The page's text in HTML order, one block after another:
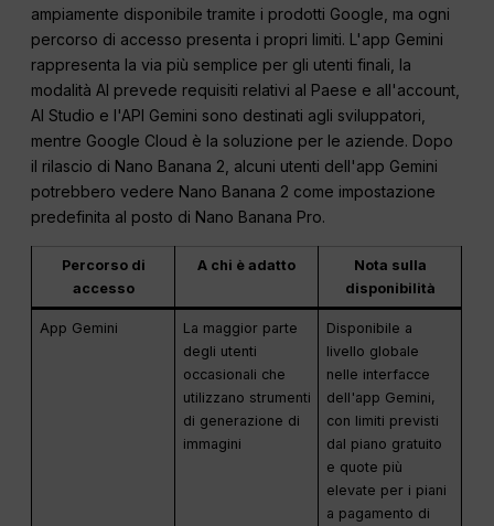
ampiamente disponibile tramite i prodotti Google, ma ogni
percorso di accesso presenta i propri limiti. L'app Gemini
rappresenta la via più semplice per gli utenti finali, la
modalità AI prevede requisiti relativi al Paese e all'account,
AI Studio e l'API Gemini sono destinati agli sviluppatori,
mentre Google Cloud è la soluzione per le aziende. Dopo
il rilascio di Nano Banana 2, alcuni utenti dell'app Gemini
potrebbero vedere Nano Banana 2 come impostazione
predefinita al posto di Nano Banana Pro.
Percorso di
accesso
A chi è adatto
Nota sulla
disponibilità
App Gemini
La maggior parte
degli utenti
occasionali che
utilizzano strumenti
di generazione di
immagini
Disponibile a
livello globale
nelle interfacce
dell'app Gemini,
con limiti previsti
dal piano gratuito
e quote più
elevate per i piani
a pagamento di